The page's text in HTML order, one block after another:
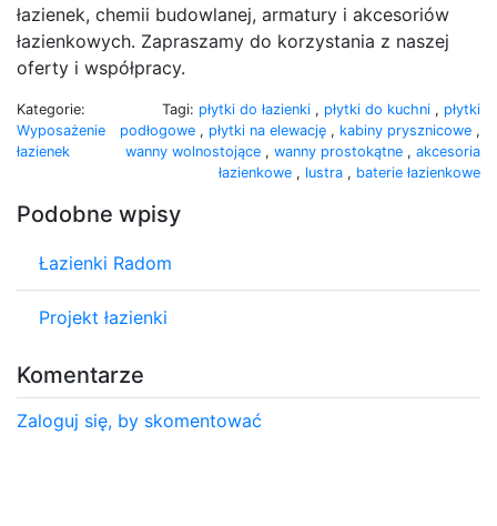
łazienek, chemii budowlanej, armatury i akcesoriów
łazienkowych. Zapraszamy do korzystania z naszej
oferty i współpracy.
Kategorie:
Wyposażenie
łazienek
Tagi: płytki do łazienki , płytki do kuchni , płytki
podłogowe , płytki na elewację , kabiny prysznicowe ,
wanny wolnostojące , wanny prostokątne , akcesoria
łazienkowe , lustra , baterie łazienkowe
Podobne wpisy
Łazienki Radom
Projekt łazienki
Komentarze
Zaloguj się, by skomentować